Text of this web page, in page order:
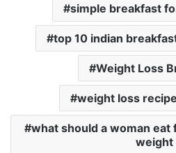
simple breakfast
top 10 indian
Weight Loss
weight loss
what should a woman
weight